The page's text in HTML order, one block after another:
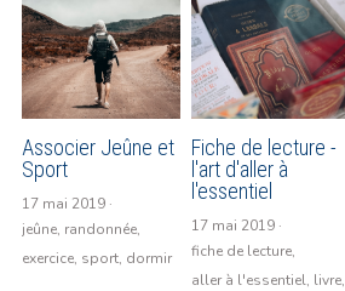
Associer Jeûne et
Sport
17 mai 2019·
jeûne, randonnée,
exercice, sport, dormir
Fiche de lecture -
l'art d'aller à
l'essentiel
17 mai 2019·
fiche de lecture,
aller à l'essentiel, livre,